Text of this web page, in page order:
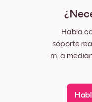
Habla
soporte
m. a